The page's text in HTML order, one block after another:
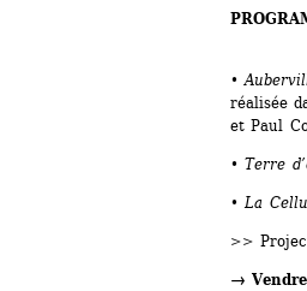
•
réalisée
et Paul
• Terre
• La
>>
→